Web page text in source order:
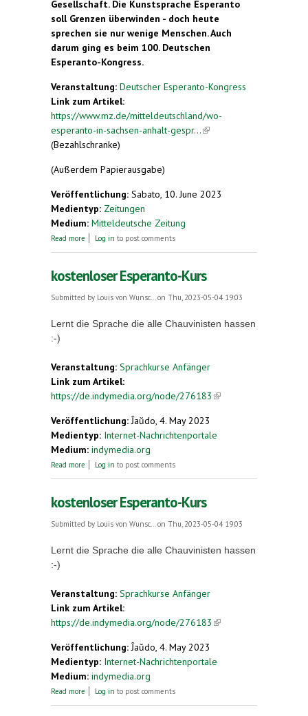
Gesellschaft. Die Kunstsprache Esperanto
soll Grenzen überwinden - doch heute
sprechen sie nur wenige Menschen. Auch
darum ging es beim 100. Deutschen
Esperanto-Kongress.
Veranstaltung: Deutscher Esperanto-Kongress
Link zum Artikel:
https://www.mz.de/mitteldeutschland/wo-
esperanto-in-sachsen-anhalt-gespr...(link is
(Bezahlschranke)
(Außerdem Papierausgabe)
Veröffentlichung: Sabato, 10. June 2023
Medientyp: Zeitungen
Medium: Mitteldeutsche Zeitung
Read more about Sehnsucht nach einer Sprache für alle
Log in to post comments
kostenloser Esperanto-Kurs
Submitted by Louis von Wunsc... on Thu, 2023-05-04 19:03
Lernt die Sprache die alle Chauvinisten hassen
:-)
Veranstaltung: Sprachkurse Anfänger
Link zum Artikel:
https://de.indymedia.org/node/276183 (link is
Veröffentlichung: Ĵaŭdo, 4. May 2023
Medientyp: Internet-Nachrichtenportale
Medium: indymedia.org
Read more about kostenloser Esperanto-Kurs
Log in to post comments
kostenloser Esperanto-Kurs
Submitted by Louis von Wunsc... on Thu, 2023-05-04 19:03
Lernt die Sprache die alle Chauvinisten hassen
:-)
Veranstaltung: Sprachkurse Anfänger
Link zum Artikel:
https://de.indymedia.org/node/276183 (link is
Veröffentlichung: Ĵaŭdo, 4. May 2023
Medientyp: Internet-Nachrichtenportale
Medium: indymedia.org
Read more about kostenloser Esperanto-Kurs
Log in to post comments